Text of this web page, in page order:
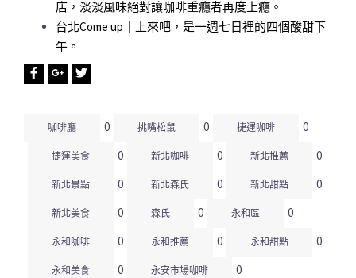
店，淡淡風味絕對讓咖啡重癮者再度上癮。
台北Come up｜上來吧，是一週七日裡的四個酸甜下
午。
咖啡廳 0 挑嘴松鼠 0 捷運咖啡 0
捷運美食 0 新北咖啡 0 新北推薦 0
新北景點 0 新北森氏 0 新北甜點 0
新北美食 0 森氏 0 永和區 0
永和咖啡 0 永和推薦 0 永和甜點 0
永和美食 0 永安市場咖啡 0